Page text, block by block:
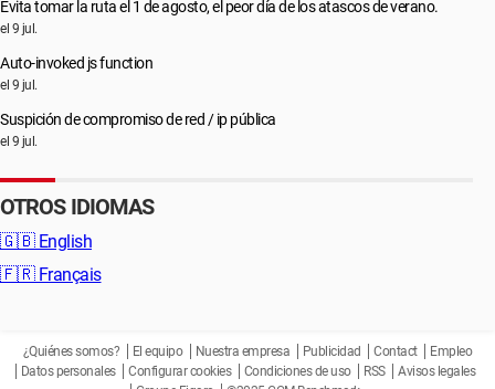
Evita tomar la ruta el 1 de agosto, el peor día de los atascos de verano.
el 9 jul.
Auto-invoked js function
el 9 jul.
Suspición de compromiso de red / ip pública
el 9 jul.
OTROS IDIOMAS
🇬🇧 English
🇫🇷 Français
¿Quiénes somos? El equipo Nuestra empresa Publicidad Contact
Empleo
Datos personales
Configurar cookies Condiciones de uso RSS
Avisos legales